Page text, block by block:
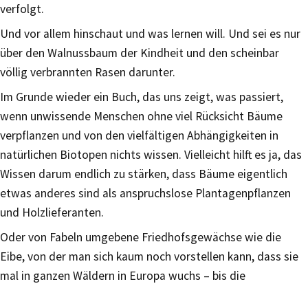
verfolgt.
Und vor allem hinschaut und was lernen will. Und sei es nur
über den Walnussbaum der Kindheit und den scheinbar
völlig verbrannten Rasen darunter.
Im Grunde wieder ein Buch, das uns zeigt, was passiert,
wenn unwissende Menschen ohne viel Rücksicht Bäume
verpflanzen und von den vielfältigen Abhängigkeiten in
natürlichen Biotopen nichts wissen. Vielleicht hilft es ja, das
Wissen darum endlich zu stärken, dass Bäume eigentlich
etwas anderes sind als anspruchslose Plantagenpflanzen
und Holzlieferanten.
Oder von Fabeln umgebene Friedhofsgewächse wie die
Eibe, von der man sich kaum noch vorstellen kann, dass sie
mal in ganzen Wäldern in Europa wuchs – bis die